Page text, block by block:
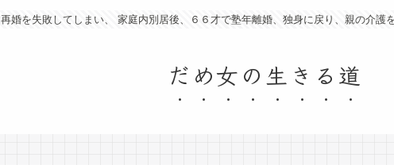
再婚を失敗してしまい、 家庭内別居後、６６才で塾年離婚、独身に戻り、親の介護
だめ女の生きる道